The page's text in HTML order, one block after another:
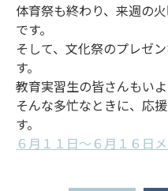
体育祭も終わり、来週の
です。
そして、文化祭のプレゼ
す。
教育実習生の皆さんもい
そんな多忙なときに、応
す。
６月１１日～６月１６日